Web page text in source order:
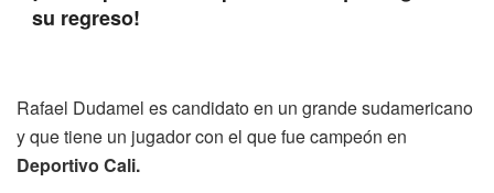
su regreso!
Rafael Dudamel es candidato en un grande sudamericano
y que tiene un jugador con el que fue campeón en
Deportivo Cali.